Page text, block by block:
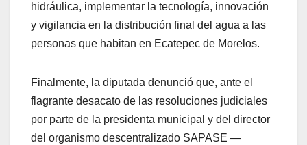
hidráulica, implementar la tecnología, innovación
y vigilancia en la distribución final del agua a las
personas que habitan en Ecatepec de Morelos.
Finalmente, la diputada denunció que, ante el
flagrante desacato de las resoluciones judiciales
por parte de la presidenta municipal y del director
del organismo descentralizado SAPASE —